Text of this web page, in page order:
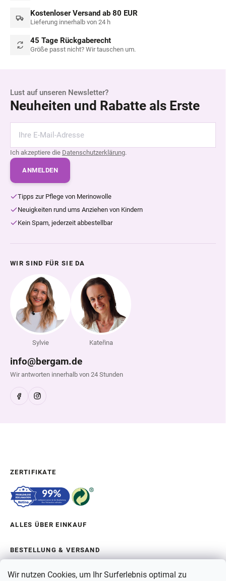
Wir nutzen Cookies, um Ihr Surferlebnis optimal zu
Kostenloser Versand ab 80 EUR
Lieferung innerhalb von 24 h
45 Tage Rückgaberecht
Größe passt nicht? Wir tauschen um.
Lust auf unseren Newsletter?
Neuheiten und Rabatte als Erste
Ich akzeptiere die Datenschutzerklärung.
ANMELDEN
Tipps zur Pflege von Merinowolle
Neuigkeiten rund ums Anziehen von Kindern
Kein Spam, jederzeit abbestellbar
WIR SIND FÜR SIE DA
Sylvie Kateřina
info@bergam.de
Wir antworten innerhalb von 24 Stunden
ZERTIFIKATE
ALLES ÜBER EINKAUF
BESTELLUNG & VERSAND
ÜBER BERGAM